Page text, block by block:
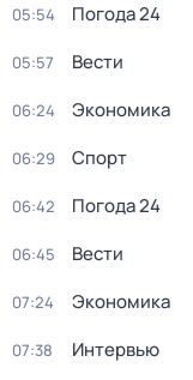
05:54 Погода 24
05:57 Вести
06:24 Экономика
06:29 Спорт
06:42 Погода 24
06:45 Вести
07:24 Экономика
07:38 Интервью